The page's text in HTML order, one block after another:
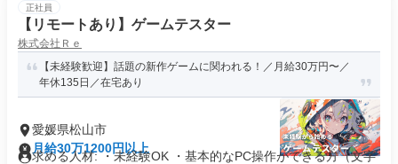
正社員
【リモートあり】ゲームテスター
株式会社Ｒｅ
【未経験歓迎】話題の新作ゲームに関われる！／月給30万円〜／
年休135日／在宅あり
愛媛県松山市
月給30万1200円以上
求める人材: ・未経験OK ・基本的なPC操作ができる方（文字